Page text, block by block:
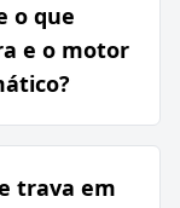
o que
e o motor
trava em